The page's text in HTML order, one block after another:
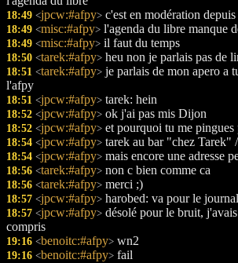
18:49 <jpcw:#afpy> c'est en modération
18:49 <misc:#afpy> l'agenda du libre manque
18:49 <misc:#afpy> il faut du temps
18:50 <tarek:#afpy> heu non je parlais pas de
18:51 <tarek:#afpy> je parlais de mon apero a
l'afpy
18:51 <jpcw:#afpy> tarek: hein
18:52 <jpcw:#afpy> ok j'ai pas mis Dijon
18:52 <jpcw:#afpy> et pourquoi tu me
18:54 <jpcw:#afpy> tarek au bar "chez Tarek"
18:54 <jpcw:#afpy> mais encore une adresse
18:56 <tarek:#afpy> non c bien comme ca
18:56 <tarek:#afpy> merci ;)
18:57 <jpcw:#afpy> harobed: va pour le
18:57 <jpcw:#afpy> désolé pour le bruit,
compris
19:16 <benoitc:#afpy> wn2
19:16 <benoitc:#afpy> fail